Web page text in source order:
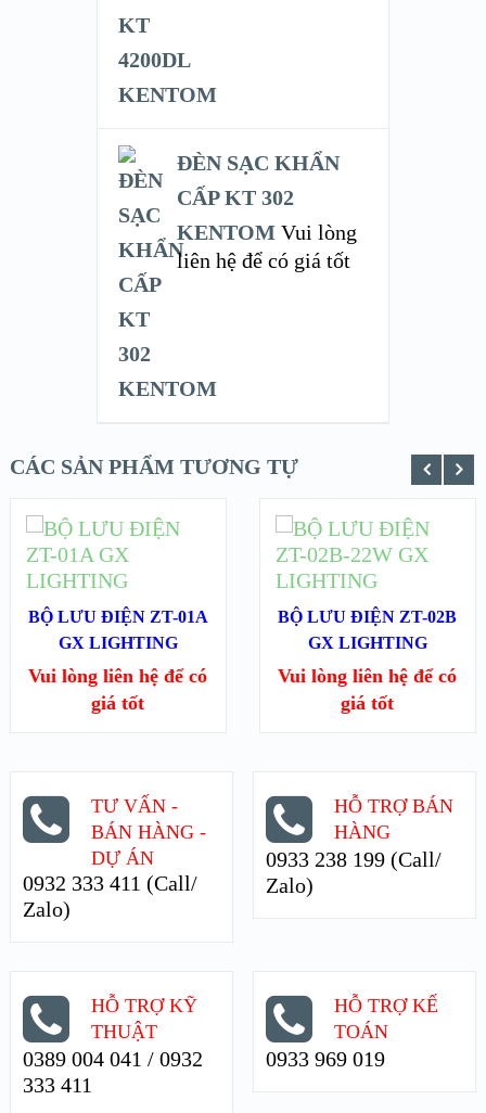
ĐÈN SẠC KHẨN
CẤP KT 302
KENTOM Vui lòng
liên hệ để có giá tốt
CÁC SẢN PHẨM TƯƠNG TỰ
XEM NHANH
XEM CHI TIẾT
ĐỌC TIẾP
BỘ LƯU ĐIỆN ZT-01A
GX LIGHTING
Vui lòng liên hệ để có
giá tốt
XEM NHANH
XEM CHI TIẾT
ĐỌC TIẾP
BỘ LƯU ĐIỆN ZT-02B
GX LIGHTING
Vui lòng liên hệ để có
giá tốt
TƯ VẤN -
BÁN HÀNG -
DỰ ÁN
0932 333 411 (Call/
Zalo)
HỖ TRỢ BÁN
HÀNG
0933 238 199 (Call/
Zalo)
HỖ TRỢ KỸ
THUẬT
0389 004 041 / 0932
333 411
HỖ TRỢ KẾ
TOÁN
0933 969 019